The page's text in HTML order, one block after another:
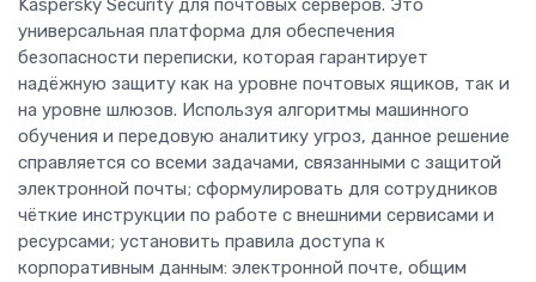
Kaspersky Security для почтовых серверов. Это
универсальная платформа для обеспечения
безопасности переписки, которая гарантирует
надёжную защиту как на уровне почтовых ящиков, так и
на уровне шлюзов. Используя алгоритмы машинного
обучения и передовую аналитику угроз, данное решение
справляется со всеми задачами, связанными с защитой
электронной почты; сформулировать для сотрудников
чёткие инструкции по работе с внешними сервисами и
ресурсами; установить правила доступа к
корпоративным данным: электронной почте, общим